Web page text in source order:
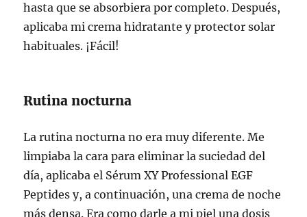
hasta que se absorbiera por completo. Después,
aplicaba mi crema hidratante y protector solar
habituales. ¡Fácil!
Rutina nocturna
La rutina nocturna no era muy diferente. Me
limpiaba la cara para eliminar la suciedad del
día, aplicaba el Sérum XY Professional EGF
Peptides y, a continuación, una crema de noche
más densa. Era como darle a mi piel una dosis